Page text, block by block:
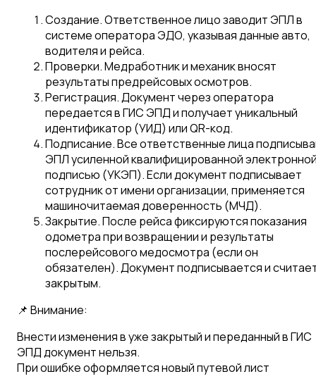
Создание.Ответственное лицо заводит ЭПЛ в
системе оператора ЭДО, указывая данные авто,
водителя и рейса.
Проверки.Медработник и механик вносят
результаты предрейсовых осмотров.
Регистрация.Документ через оператора
передается в ГИС ЭПД и получает уникальный
идентификатор (УИД) или QR-код.
Подписание.Все ответственные лица
ЭПЛ усиленной квалифицированной
подписью (УКЭП). Если документ подписывает
сотрудник от имени организации, применяется
машиночитаемая доверенность (МЧД).
Закрытие.После рейса фиксируются показания
одометра при возвращении и результаты
послерейсового медосмотра (если он
обязателен). Документ подписывается и
закрытым.
📌 Внимание:
Внести изменения в уже закрытый и переданный в ГИС
ЭПД документ нельзя.
При ошибке оформляется новый путевой лист